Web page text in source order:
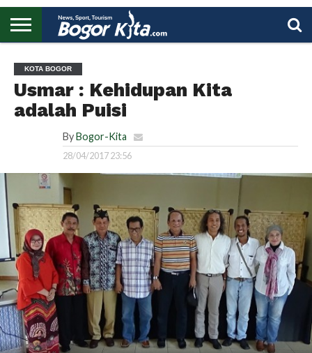
UTAMA
KOTA BOGOR
Usmar : Kehidupan Kita
adalah Puisi
By Bogor-Kita
28/04/2017 23:56